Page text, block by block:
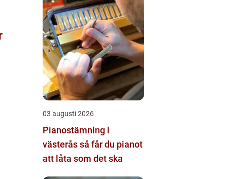
03 augusti 2026
Pianostämning i
västerås så får du pianot
att låta som det ska